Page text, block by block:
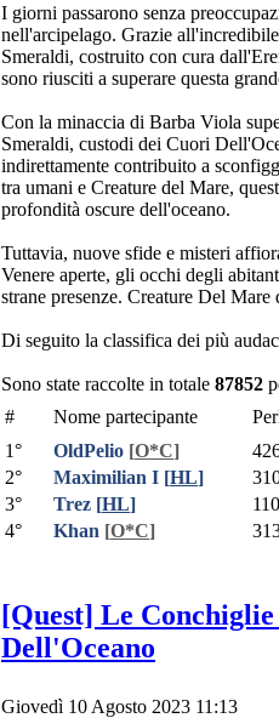
I giorni passarono senza
nell'arcipelago. Grazie
Smeraldi, costruito con cura
sono riusciti a superare questa
Con la minaccia di Barba Viola
Smeraldi, custodi dei Cuori
indirettamente contribuito a
tra umani e Creature del Mare,
profondità oscure dell'oceano.
Tuttavia, nuove sfide e misteri
Venere aperte, gli occhi degli
strane presenze. Creature Del
Di seguito la classifica dei più
Sono state raccolte in totale 87852
#
Nome partecipante
1°
OldPelio [O*C]
2°
Maximilian I [HL]
3°
Trez [HL]
4°
Khan [O*C]
[Quest] Le
Dell'Oceano
Giovedì 10 Agosto 2023 11:13